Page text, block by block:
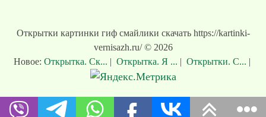
Открытки картинки гиф смайлики скачать https://kartinki-
vernisazh.ru/ © 2026
Новое: Открытка. Ск... | Открытка. Я ... | Открытки. С... |